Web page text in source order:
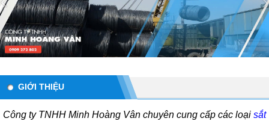
GIỚI THIỆU
Công ty TNHH Minh Hoàng Vân chuyên cung cấp các loại sắt